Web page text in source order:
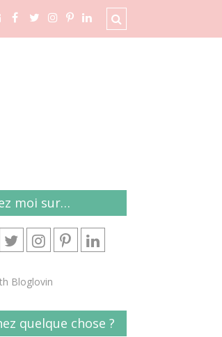
moi sur…
Bloglovin
quelque chose ?